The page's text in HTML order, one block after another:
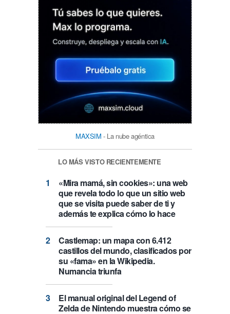
MAXSIM - La nube agéntica
LO MÁS VISTO RECIENTEMENTE
«Mira mamá, sin cookies»: una web
que revela todo lo que un sitio web
que se visita puede saber de ti y
además te explica cómo lo hace
Castlemap: un mapa con 6.412
castillos del mundo, clasificados por
su «fama» en la Wikipedia.
Numancia triunfa
El manual original del Legend of
Zelda de Nintendo muestra cómo se